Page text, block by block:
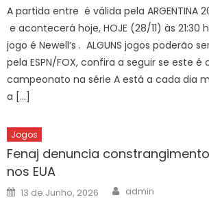
A partida entre é válida pela ARGENTINA
e acontecerá hoje, HOJE (28/11) às 21:30
jogo é Newell’s . ALGUNS jogos poderão
pela ESPN/FOX, confira a seguir se este é
campeonato na série A está a cada dia
a […]
Jogos
Fenaj denuncia
nos EUA
Posted
on
13 de Junho, 2026 Author
admin